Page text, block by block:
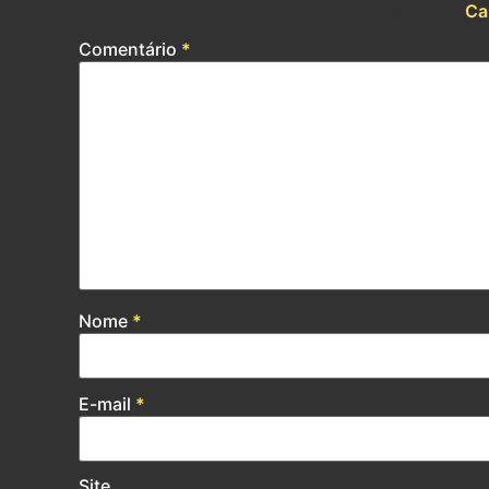
Comentário *
Nome *
E-mail *